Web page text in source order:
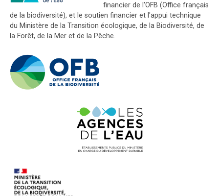
financier de l'OFB (Office français
de la biodiversité), et le soutien financier et l'appui technique
du Ministère de la Transition écologique, de la Biodiversité, de
la Forêt, de la Mer et de la Pêche.